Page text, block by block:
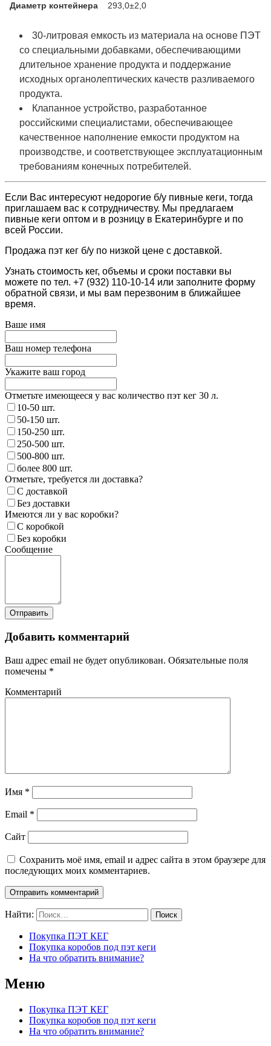
Диаметр контейнера 293,0±2,0
30-литровая емкость из материала на основе ПЭТ
со специальными добавками, обеспечивающими
длительное хранение продукта и поддержание
исходных органолептических качеств разливаемого
продукта.
Клапанное устройство, разработанное
российскими специалистами, обеспечивающее
качественное наполнение емкости продуктом на
производстве, и соответствующее эксплуатационным
требованиям конечных потребителей.
Если Вас интересуют недорогие б/у пивные кеги, тогда
приглашаем вас к сотрудничеству. Мы предлагаем
пивные кеги оптом и в розницу в Екатеринбурге и по
всей России.
Продажа пэт кег б/у по низкой цене с доставкой.
Узнать стоимость кег, объемы и сроки поставки вы
можете по тел. +7 (932) 110-10-14 или заполните форму
обратной связи, и мы вам перезвоним в ближайшее
время.
Ваше имя
Ваш номер телефона
Укажите ваш город
Отметьте имеющееся у вас количество пэт кег 30 л.
10-50 шт.
50-150 шт.
150-250 шт.
250-500 шт.
500-800 шт.
более 800 шт.
Отметьте, требуется ли доставка?
С доставкой
Без доставки
Имеются ли у вас коробки?
С коробкой
Без коробки
Сообщение
Добавить комментарий
Ваш адрес email не будет опубликован. Обязательные поля
помечены *
Комментарий
Имя *
Email *
Сайт
Сохранить моё имя, email и адрес сайта в этом браузере для
последующих моих комментариев.
Найти:
Покупка ПЭТ КЕГ
Покупка коробов под пэт кеги
На что обратить внимание?
Меню
Покупка ПЭТ КЕГ
Покупка коробов под пэт кеги
На что обратить внимание?